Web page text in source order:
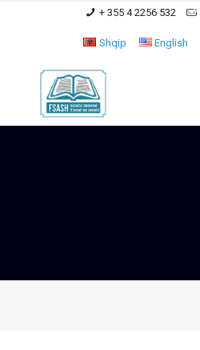
+ 355 4 2256 532
Shqip English